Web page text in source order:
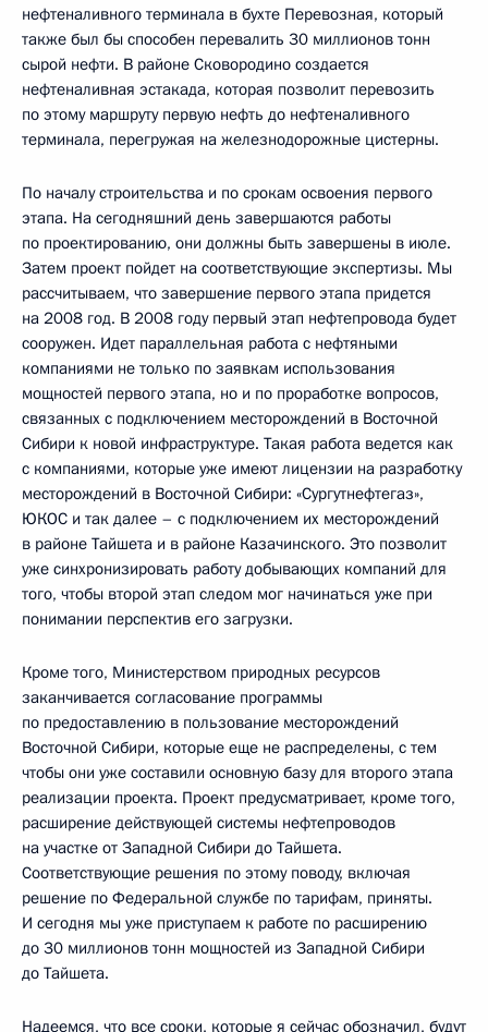
нефтеналивного терминала в бухте Перевозная, который
также был бы способен перевалить 30 миллионов тонн
сырой нефти. В районе Сковородино создается
нефтеналивная эстакада, которая позволит перевозить
по этому маршруту первую нефть до нефтеналивного
терминала, перегружая на железнодорожные цистерны.
По началу строительства и по срокам освоения первого
этапа. На сегодняшний день завершаются работы
по проектированию, они должны быть завершены в июле.
Затем проект пойдет на соответствующие экспертизы. Мы
рассчитываем, что завершение первого этапа придется
на 2008 год. В 2008 году первый этап нефтепровода будет
сооружен. Идет параллельная работа с нефтяными
компаниями не только по заявкам использования
мощностей первого этапа, но и по проработке вопросов,
связанных с подключением месторождений в Восточной
Сибири к новой инфраструктуре. Такая работа ведется как
с компаниями, которые уже имеют лицензии на разработку
месторождений в Восточной Сибири: «Сургутнефтегаз»,
ЮКОС и так далее – с подключением их месторождений
в районе Тайшета и в районе Казачинского. Это позволит
уже синхронизировать работу добывающих компаний для
того, чтобы второй этап следом мог начинаться уже при
понимании перспектив его загрузки.
Кроме того, Министерством природных ресурсов
заканчивается согласование программы
по предоставлению в пользование месторождений
Восточной Сибири, которые еще не распределены, с тем
чтобы они уже составили основную базу для второго этапа
реализации проекта. Проект предусматривает, кроме того,
расширение действующей системы нефтепроводов
на участке от Западной Сибири до Тайшета.
Соответствующие решения по этому поводу, включая
решение по Федеральной службе по тарифам, приняты.
И сегодня мы уже приступаем к работе по расширению
до 30 миллионов тонн мощностей из Западной Сибири
до Тайшета.
Надеемся, что все сроки, которые я сейчас обозначил, будут